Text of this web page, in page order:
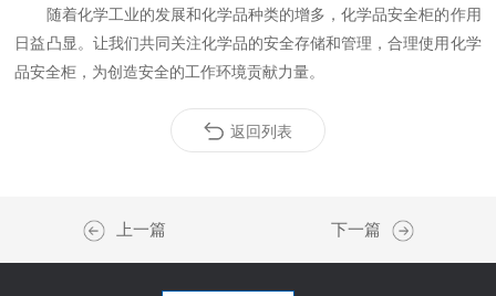
随着化学工业的发展和化学品种类的增多，化学品安全柜的作用
日益凸显。让我们共同关注化学品的安全存储和管理，合理使用化学
品安全柜，为创造安全的工作环境贡献力量。
返回列表
上一篇 下一篇